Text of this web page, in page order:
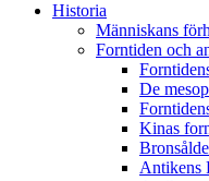
Historia
Människans
Forntiden och
De
Kinas
Antikens